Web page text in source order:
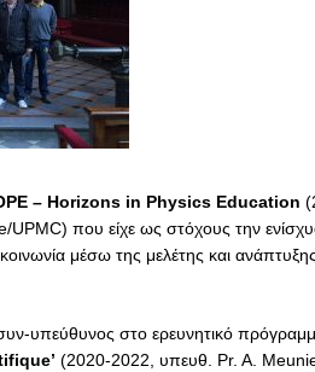
– Horizons in Physics Education
που είχε ως στόχους την
μέσω της μελέτης και
υπεύθυνος στο ερευνητικό
(2020-2022, υπευθ. Pr. A.